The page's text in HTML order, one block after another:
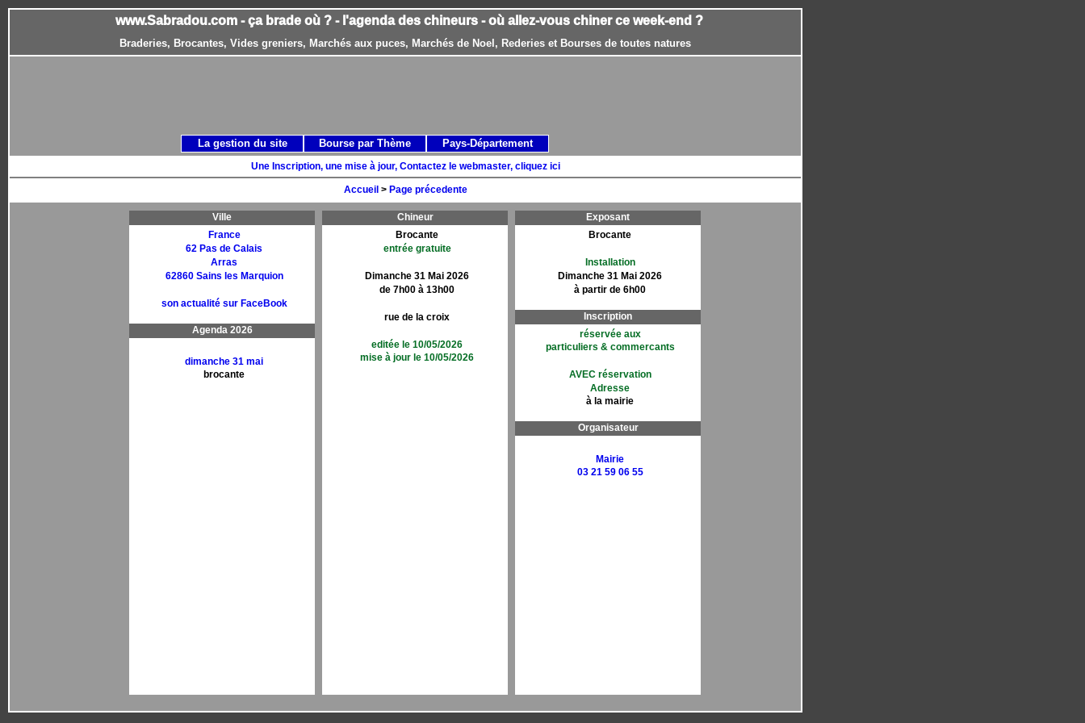
www.Sabradou.com - ça brade où ? - l'agenda des chineurs - où allez-vous chiner ce week-end ?
Braderies, Brocantes, Vides greniers, Marchés aux puces, Marchés de Noel, Rederies et Bourses de toutes natures
Une Inscription, une mise à jour, Contactez le webmaster, cliquez ici
Accueil > Page précedente
Ville
France
62 Pas de Calais
Arras
62860 Sains les Marquion
son actualité sur FaceBook
Agenda 2026
dimanche 31 mai
brocante
Chineur
Brocante
entrée gratuite
Dimanche 31 Mai 2026
de 7h00 à 13h00
rue de la croix
editée le 10/05/2026
mise à jour le 10/05/2026
Exposant
Brocante
Installation
Dimanche 31 Mai 2026
à partir de 6h00
Inscription
réservée aux
particuliers & commercants
AVEC réservation
Adresse
à la mairie
Organisateur
Mairie
03 21 59 06 55
La gestion du site Bourse par Thème Pays-Département